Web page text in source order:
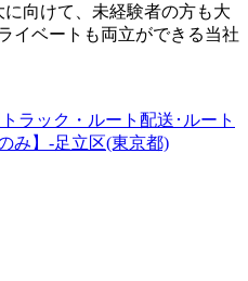
向けて、未経験者の方も大
イベートも両立ができる当社
ラック・ルート配送･ルート
み】-足立区(東京都)